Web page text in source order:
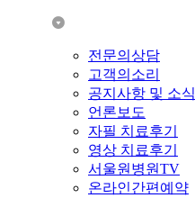
전문의상담
고객의소리
공지사항 및 소식
언론보도
자필 치료후기
영상 치료후기
서울원병원TV
온라인간편예약